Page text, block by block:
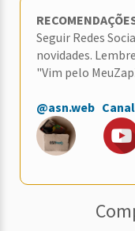
Seguir Redes
novidades.
"Vim pelo
@asn.web Canal